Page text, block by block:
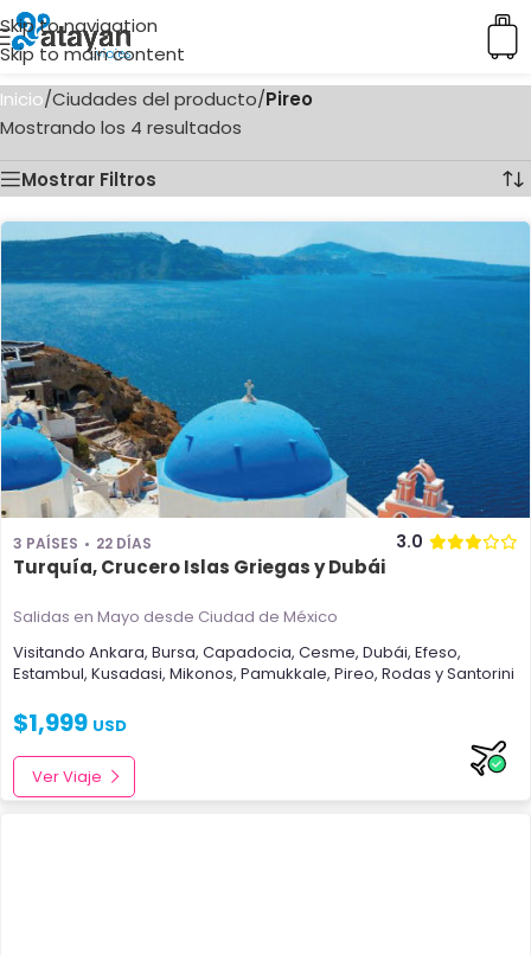
Skip to navigation
Skip to main content
Inicio/Ciudades del producto/Pireo
Mostrando los 4 resultados
Mostrar Filtros
3 PAÍSES 22 DÍAS 3.0
Turquía, Crucero Islas Griegas y Dubái
Salidas en Mayo desde Ciudad de México
Visitando Ankara, Bursa, Capadocia, Cesme, Dubái, Efeso,
Estambul, Kusadasi, Mikonos, Pamukkale, Pireo, Rodas ySantorini
$1,999 USD
Ver Viaje